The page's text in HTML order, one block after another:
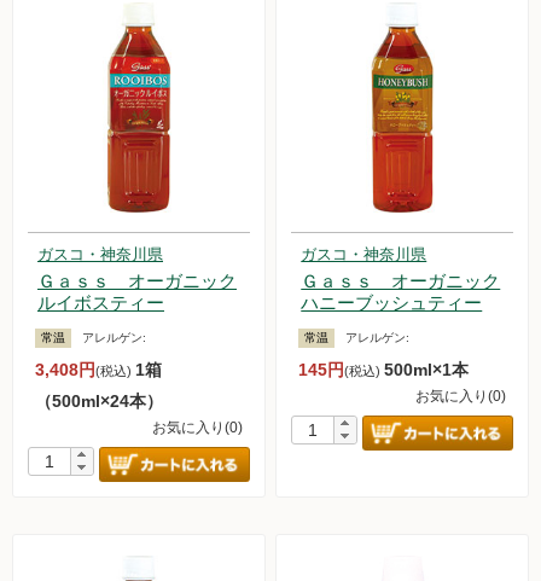
ガスコ・神奈川県
Ｇａｓｓ オーガニック
ルイボスティー
常温 アレルゲン:
3,408円(税込) 1箱
（500ml×24本）
お気に入り(0)
ガスコ・神奈川県
Ｇａｓｓ オーガニック
ハニーブッシュティー
常温 アレルゲン:
145円(税込)500ml×1本
お気に入り(0)